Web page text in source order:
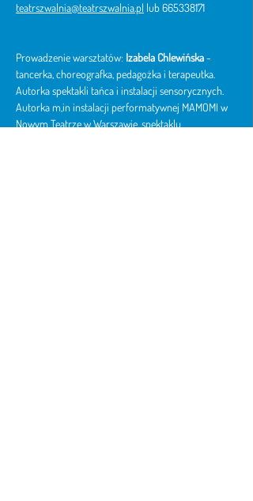
teatrszwalnia@teatrszwalnia.pl lub 665338171
Prowadzenie warsztatów: Izabela Chlewińska -
tancerka, choreografka, pedagożka i terapeutka.
Autorka spektakli tańca i instalacji sensorycznych.
Autorka m,in instalacji performatywnej MAMOMI w
Nowym Teatrze w Warszawie, spektaklu